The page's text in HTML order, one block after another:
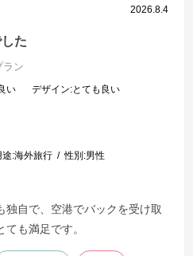
2026.8.4
た
ラン
い デザイン:とても良い
途:海外旅行 性別:男性
独自で、空港でバックを受け取
も満足です。